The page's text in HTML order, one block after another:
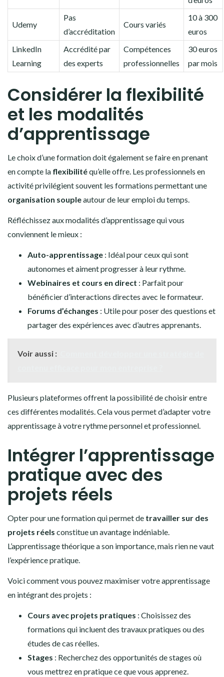
Udemy
Pas
d’accréditation
Cours variés
10 à 300
euros
LinkedIn
Learning
Accrédité par
des experts
Compétences
professionnelles
30 euros
par mois
Considérer la flexibilité
et les modalités
d’apprentissage
Le choix d’une formation doit également se faire en prenant
en compte la flexibilitéqu’elle offre. Les professionnels en
activité privilégient souvent les formations permettant une
organisation soupleautour de leur emploi du temps.
Réfléchissez aux modalités d’apprentissage qui vous
conviennent le mieux :
Auto-apprentissage : Idéal pour ceux qui sont
autonomes et aiment progresser à leur rythme.
Webinaires et cours en direct : Parfait pour
bénéficier d’interactions directes avec le formateur.
Forums d’échanges : Utile pour poser des questions et
partager des expériences avec d’autres apprenants.
Voir aussi :
Plusieurs plateformes offrent la possibilité de choisir entre
ces différentes modalités. Cela vous permet d’adapter votre
apprentissage à votre rythme personnel et professionnel.
Intégrer l’apprentissage
pratique avec des
projets réels
Opter pour une formation qui permet de travailler sur des
projets réels constitue un avantage indéniable.
L’apprentissage théorique a son importance, mais rien ne vaut
l’expérience pratique.
Voici comment vous pouvez maximiser votre apprentissage
en intégrant des projets :
Cours avec projets pratiques : Choisissez des
formations qui incluent des travaux pratiques ou des
études de cas réelles.
Stages : Recherchez des opportunités de stages où
vous mettrez en pratique ce que vous apprenez.